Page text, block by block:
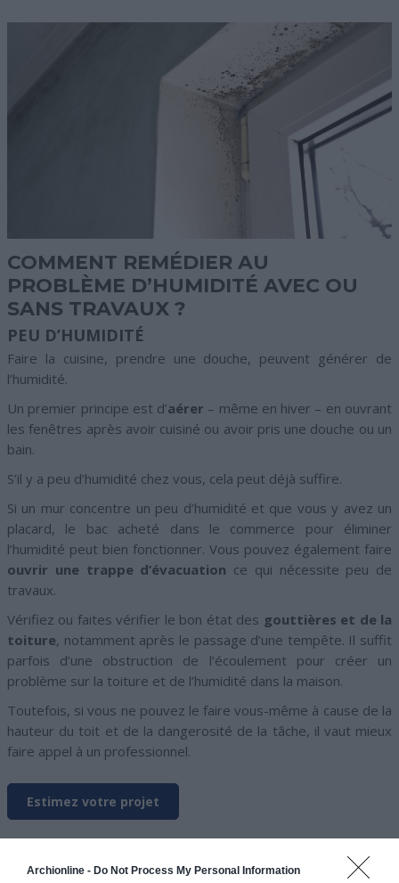
Archionline - Do Not Process My Personal Information
COMMENT REMÉDIER AU
PROBLÈME D’HUMIDITÉ AVEC OU
SANS TRAVAUX ?
PEU D’HUMIDITÉ
Faire la cuisine, prendre une douche, peuvent générer de
l’humidité.
Un premier principe est d’aérer – même en hiver – en ouvrant
les fenêtres après avoir cuisiné ou avoir pris une douche ou un
bain.
S’il y a peu d’humidité chez vous, cela peut déjà suffire.
Si un mur concentre un peu d’humidité et que vous y avez un
placard, le bac acheté dans le commerce pour éliminer
l’humidité peut bien fonctionner. Vous pouvez également faire
ouvrir une trappe d’évacuation ce qui nécessite peu de
travaux.
Vérifiez ou faites vérifier le bon état des gouttières et de la
toiture, notamment après le passage d’une tempête. Il suffit
parfois d’une obstruction de l’écoulement pour créer un
problème sur la toiture et de l’humidité dans la maison.
Toutefois, si vous ne pouvez le faire vous-même à cause de la
hauteur du toit et de la dangerosité de la tâche, il vaut mieux
faire appel à un professionnel.
Estimez votre projet